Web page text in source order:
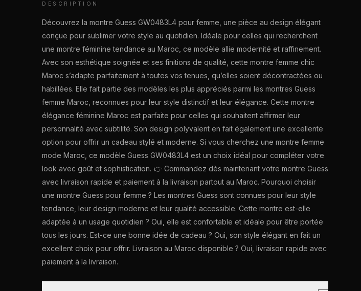
DESCRIPTION
Découvrez la montre Guess GW0483L4 pour femme, une pièce au design élégant
conçue pour sublimer votre style au quotidien. Idéale pour celles qui recherchent
une montre féminine tendance au Maroc, ce modèle allie modernité et raffinement.
Avec son esthétique soignée et ses finitions de qualité, cette montre femme chic
Maroc s’adapte parfaitement à toutes vos tenues, qu’elles soient décontractées ou
habillées. Elle fait partie des modèles les plus appréciés parmi les montres Guess
femme Maroc, reconnues pour leur style distinctif et leur élégance. Cette montre
élégance féminine Maroc est parfaite pour celles qui souhaitent affirmer leur
personnalité avec subtilité. Son design polyvalent en fait également une excellente
option pour offrir un cadeau stylé et moderne. Si vous cherchez une montre femme
mode Maroc, ce modèle Guess GW0483L4 est un choix idéal pour compléter votre
look avec goût et sophistication. 👉 Commandez dès maintenant votre montre Guess
avec livraison rapide et paiement à la livraison partout au Maroc. Pourquoi choisir
une montre Guess pour femme ? Les montres Guess sont connues pour leur style
tendance, leur design moderne et leur qualité accessible. Cette montre est-elle
adaptée à un usage quotidien ? Oui, elle est confortable et idéale pour être portée
tous les jours. Est-ce une bonne idée de cadeau ? Oui, son style élégant en fait un
excellent choix pour offrir. Livraison au Maroc disponible ? Oui, livraison rapide avec
paiement à la livraison.